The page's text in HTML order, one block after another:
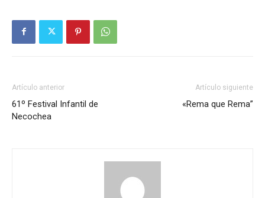
Artículo anterior
61º Festival Infantil de
Necochea
Artículo siguiente
«Rema que Rema”